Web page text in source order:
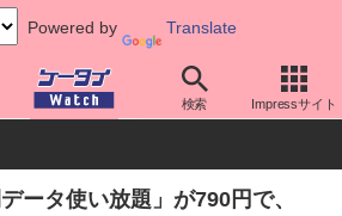
Powered by Translate
検索 Impressサイト
au povo
ータ使い放題」が790円で、